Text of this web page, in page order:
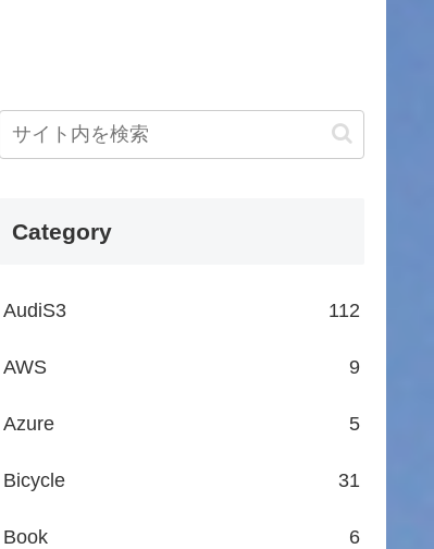
Category
AudiS3 112
AWS 9
Azure 5
Bicycle 31
Book 6